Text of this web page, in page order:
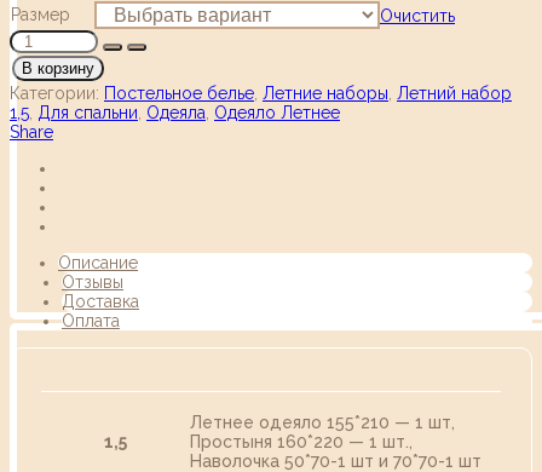
Размер Очистить
В корзину
Категории: Постельное белье Летние наборы Летний набор
1,5 Для спальни Одеяла Одеяло Летнее
Share
Описание
Отзывы
Доставка
Оплата
1,5
Летнее одеяло 155*210 — 1 шт,
Простыня 160*220 — 1 шт.,
Наволочка 50*70-1 шт и 70*70-1 шт